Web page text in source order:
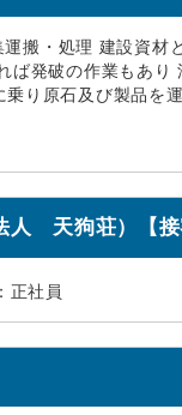
搬・処理 建設資材
ば発破の作業もあり
り原石及び製品を
人 天狗荘）【接
正社員